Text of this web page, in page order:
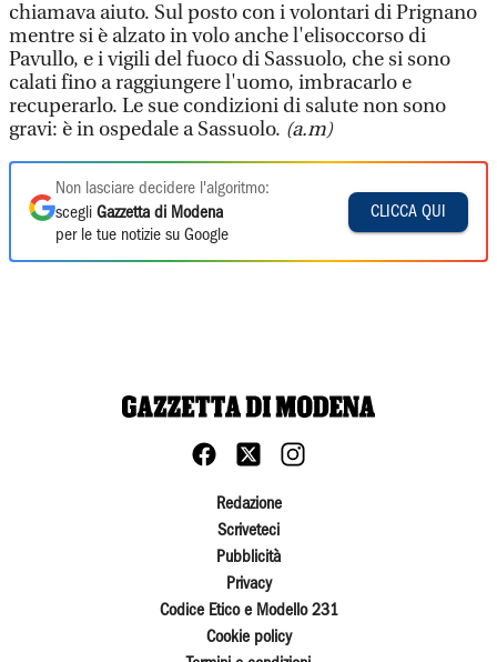
chiamava aiuto. Sul posto con i volontari di Prignano
mentre si è alzato in volo anche l'elisoccorso di
Pavullo, e i vigili del fuoco di Sassuolo, che si sono
calati fino a raggiungere l'uomo, imbracarlo e
recuperarlo. Le sue condizioni di salute non sono
gravi: è in ospedale a Sassuolo. (a.m)
Non lasciare decidere l'algoritmo:
scegli Gazzetta di Modena
per le tue notizie su Google
CLICCA QUI
Redazione
Scriveteci
Pubblicità
Privacy
Codice Etico e Modello 231
Cookie policy